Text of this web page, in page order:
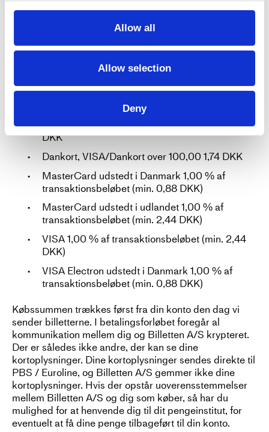
Allow all
Allow selection
Deny
til Nets. Du vil kunne se det nøjagtige beløb, inden du
godkender købet. I listen herunder kan du se de
gældende takster. BEMÆRK: Alle kortgebyrer er inkl.
25 % moms.
Dankort, VISA/Dankort 0 – 50,00 kr. 0,88 DKK
Dankort, VISA/Dankort 50,01 – 100,00 kr. 1,38
DKK
Dankort, VISA/Dankort over 100,00 1,74 DKK
MasterCard udstedt i Danmark 1,00 % af
transaktionsbeløbet (min. 0,88 DKK)
MasterCard udstedt i udlandet 1,00 % af
transaktionsbeløbet (min. 2,44 DKK)
VISA 1,00 % af transaktionsbeløbet (min. 2,44
DKK)
VISA Electron udstedt i Danmark 1,00 % af
transaktionsbeløbet (min. 0,88 DKK)
Købssummen trækkes først fra din konto den dag vi
sender billetterne. I betalingsforløbet foregår al
kommunikation mellem dig og Billetten A/S krypteret.
Der er således ikke andre, der kan se dine
kortoplysninger. Dine kortoplysninger sendes direkte til
PBS / Euroline, og Billetten A/S gemmer ikke dine
kortoplysninger. Hvis der opstår uoverensstemmelser
mellem Billetten A/S og dig som køber, så har du
mulighed for at henvende dig til dit pengeinstitut, for
eventuelt at få dine penge tilbageført til din konto.